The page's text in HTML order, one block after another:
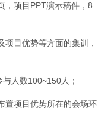
，项目PPT演示稿件，8
项目优势等方面的集训，
人数100~150人；
置项目优势所在的会场环